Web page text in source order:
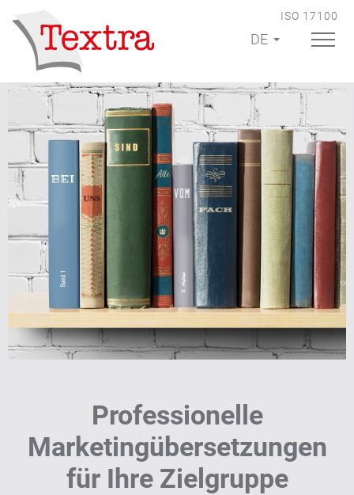
ISO 17100
DE
Professionelle
Marketingübersetzungen
für Ihre Zielgruppe